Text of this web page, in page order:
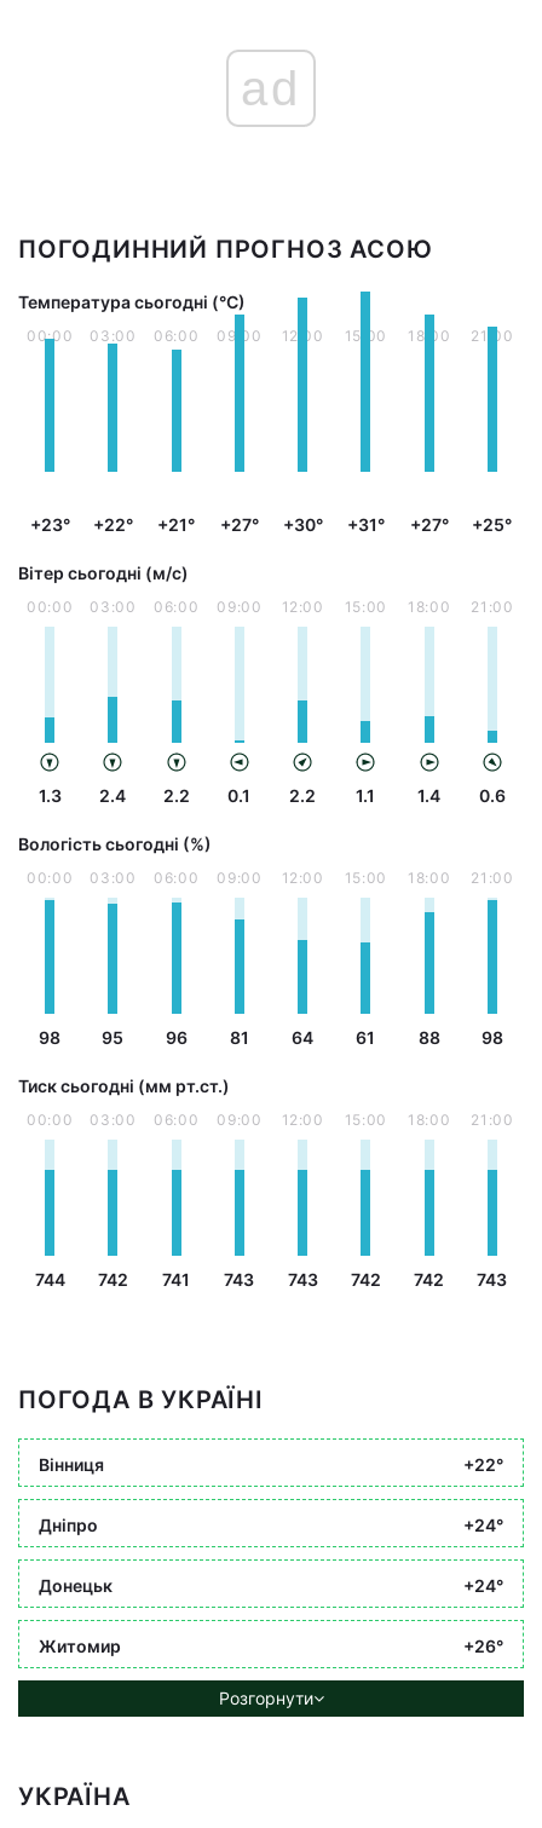
ad
ПОГОДИННИЙ ПРОГНОЗ АСОЮ
Температура сьогодні (°С)
00:00
+23°
03:00
+22°
06:00
+21°
09:00
+27°
12:00
+30°
15:00
+31°
18:00
+27°
21:00
+25°
Вітер сьогодні (м/с)
00:00
1.3
03:00
2.4
06:00
2.2
09:00
0.1
12:00
2.2
15:00
1.1
18:00
1.4
21:00
0.6
Вологість сьогодні (%)
00:00
98
03:00
95
06:00
96
09:00
81
12:00
64
15:00
61
18:00
88
21:00
98
Тиск сьогодні (мм рт.ст.)
00:00
744
03:00
742
06:00
741
09:00
743
12:00
743
15:00
742
18:00
742
21:00
743
ПОГОДА В УКРАЇНІ
Вінниця +22°
Дніпро +24°
Донецьк +24°
Житомир +26°
Розгорнути
УКРАЇНА